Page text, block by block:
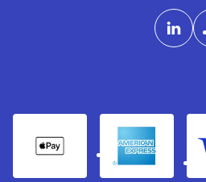
American express
Pay